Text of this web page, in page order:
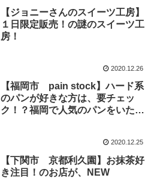
【ジョニーさんのスイーツ工房】
１日限定販売！の謎のスイーツ工
房！
2020.12.26
【福岡市 pain stock】ハード系
のパンが好きな方は、要チェッ
ク！？福岡で人気のパンをいただ
2020.12.25
【下関市 京都利久園】お抹茶好
き注目！のお店が、NEW